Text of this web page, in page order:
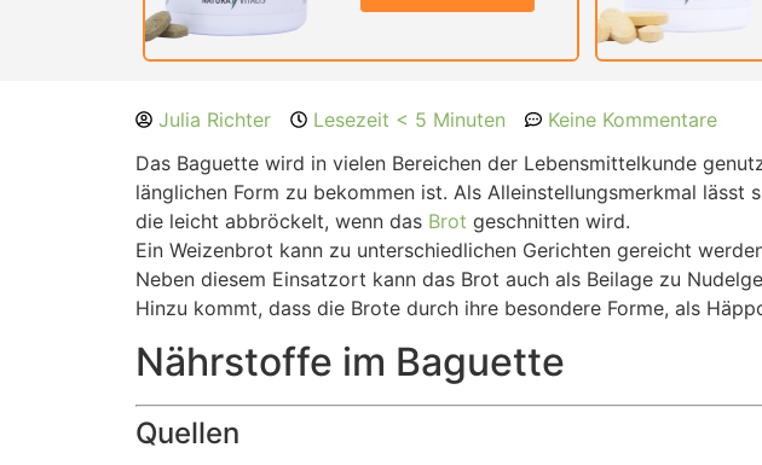
Julia Richter Lesezeit < 5 Minuten
Keine Kommentare
Das Baguette wird in vielen Bereichen der Lebensmittelkunde
länglichen Form zu bekommen ist. Als Alleinstellungsmerkmal
die leicht abbröckelt, wenn das Brot geschnitten wird.
Ein Weizenbrot kann zu unterschiedlichen Gerichten gereicht
Neben diesem Einsatzort kann das Brot auch als Beilage zu
Hinzu kommt, dass die Brote durch ihre besondere Forme, als
Nährstoffe im Baguette
Quellen